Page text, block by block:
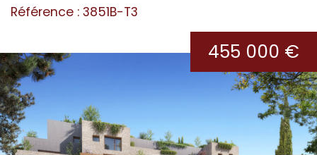
Référence : 3851B-T3
455 000 €